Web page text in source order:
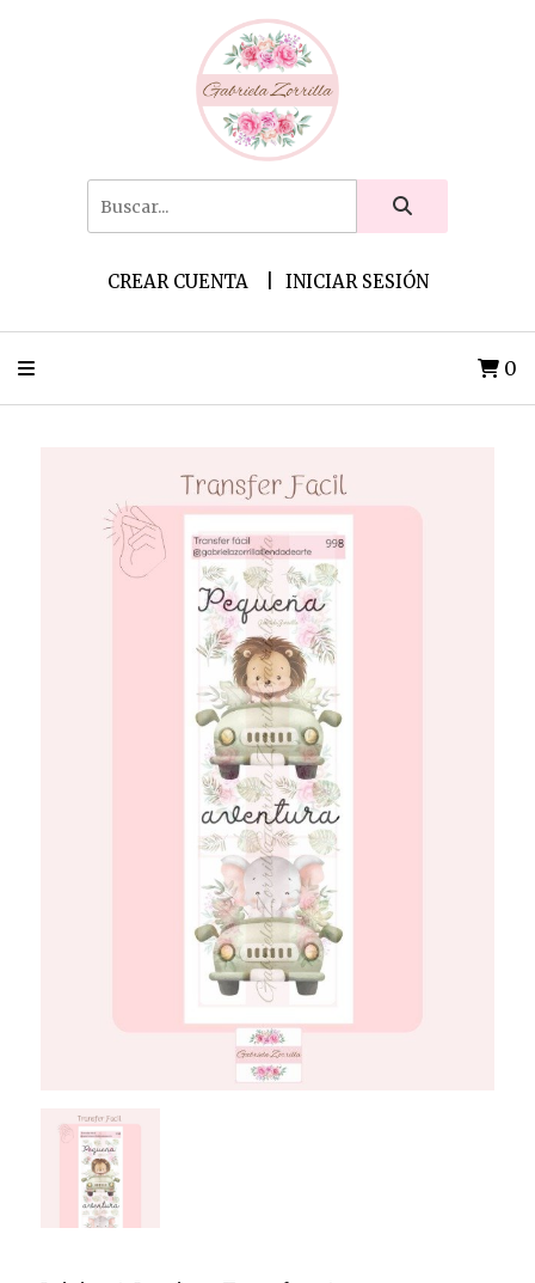
CREAR CUENTA INICIAR SESIÓN
0